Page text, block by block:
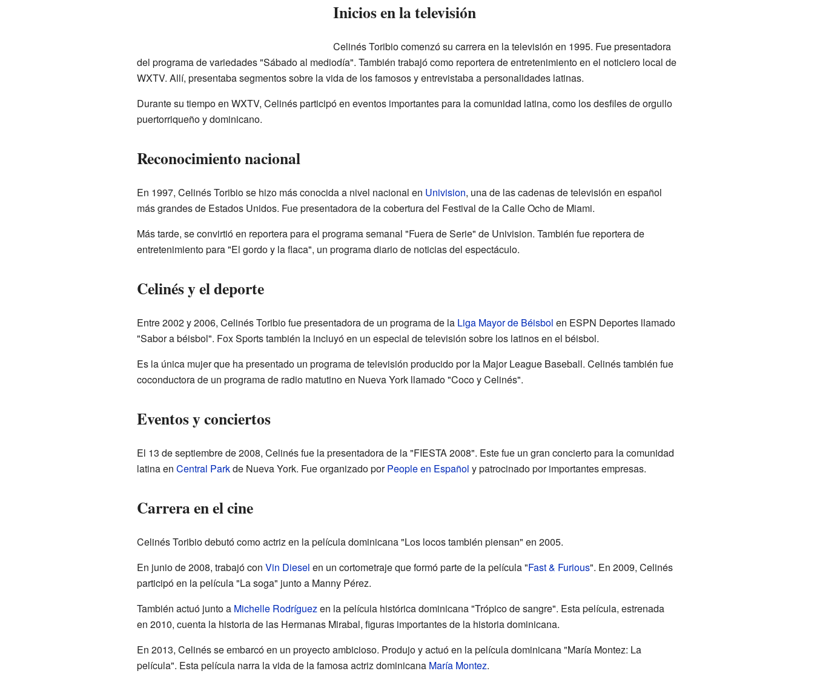
Inicios en la televisión
Celinés Toribio comenzó su carrera en la televisión en 1995. Fue presentadora
del programa de variedades "Sábado al mediodía". También trabajó como reportera de entretenimiento en el noticiero local de
WXTV. Allí, presentaba segmentos sobre la vida de los famosos y entrevistaba a personalidades latinas.
Durante su tiempo en WXTV, Celinés participó en eventos importantes para la comunidad latina, como los desfiles de orgullo
puertorriqueño y dominicano.
Reconocimiento nacional
En 1997, Celinés Toribio se hizo más conocida a nivel nacional en Univision, una de las cadenas de televisión en español
más grandes de Estados Unidos. Fue presentadora de la cobertura del Festival de la Calle Ocho de Miami.
Más tarde, se convirtió en reportera para el programa semanal "Fuera de Serie" de Univision. También fue reportera de
entretenimiento para "El gordo y la flaca", un programa diario de noticias del espectáculo.
Celinés y el deporte
Entre 2002 y 2006, Celinés Toribio fue presentadora de un programa de la Liga Mayor de Béisbol en ESPN Deportes llamado
"Sabor a béisbol". Fox Sports también la incluyó en un especial de televisión sobre los latinos en el béisbol.
Es la única mujer que ha presentado un programa de televisión producido por la Major League Baseball. Celinés también fue
coconductora de un programa de radio matutino en Nueva York llamado "Coco y Celinés".
Eventos y conciertos
El 13 de septiembre de 2008, Celinés fue la presentadora de la "FIESTA 2008". Este fue un gran concierto para la comunidad
latina en Central Parkde Nueva York. Fue organizado porPeople en Español y patrocinado por importantes empresas.
Carrera en el cine
Celinés Toribio debutó como actriz en la película dominicana "Los locos también piensan" en 2005.
En junio de 2008, trabajó con Vin Diesel en un cortometraje que formó parte de la película "Fast & Furious". En 2009, Celinés
participó en la película "La soga" junto a Manny Pérez.
También actuó junto a Michelle Rodríguezen la película histórica dominicana "Trópico de sangre". Esta película, estrenada
en 2010, cuenta la historia de las Hermanas Mirabal, figuras importantes de la historia dominicana.
En 2013, Celinés se embarcó en un proyecto ambicioso. Produjo y actuó en la película dominicana "María Montez: La
película". Esta película narra la vida de la famosa actriz dominicana María Montez.